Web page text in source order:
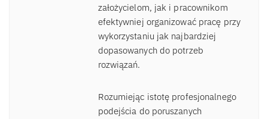
założycielom, jak i pracownikom
efektywniej organizować pracę przy
wykorzystaniu jak najbardziej
dopasowanych do potrzeb
rozwiązań.
Rozumiejąc istotę profesjonalnego
podejścia do poruszanych